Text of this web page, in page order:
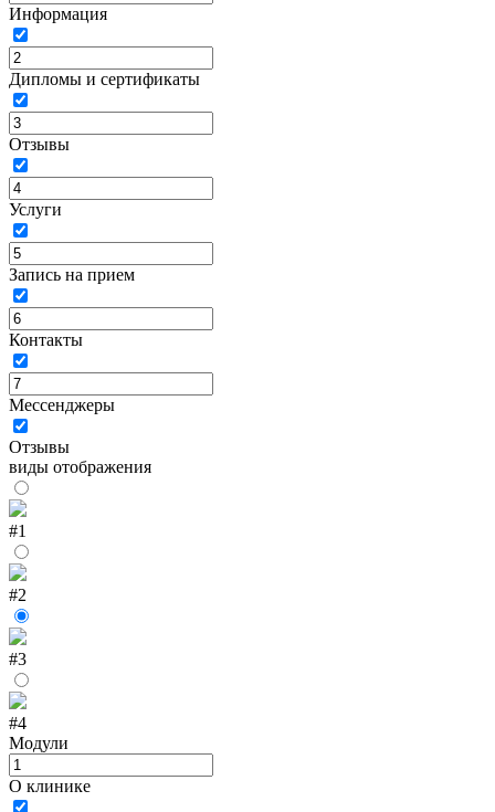
Информация
Дипломы и сертификаты
Отзывы
Услуги
Запись на прием
Контакты
Мессенджеры
Отзывы
виды отображения
#1
#2
#3
#4
Модули
О клинике